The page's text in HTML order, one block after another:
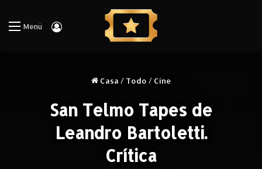
Menú Iniciar Sesión
Casa / Todo / Cine
San Telmo Tapes de
Leandro Bartoletti.
Crítica